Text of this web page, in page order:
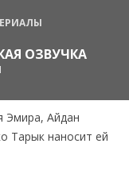
ОЗВУЧКА
Эмира, Айдан
Тарык наносит ей